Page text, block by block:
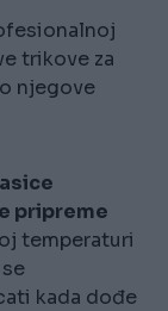
trikove za
njegove
pripreme
temperaturi
kada dođe